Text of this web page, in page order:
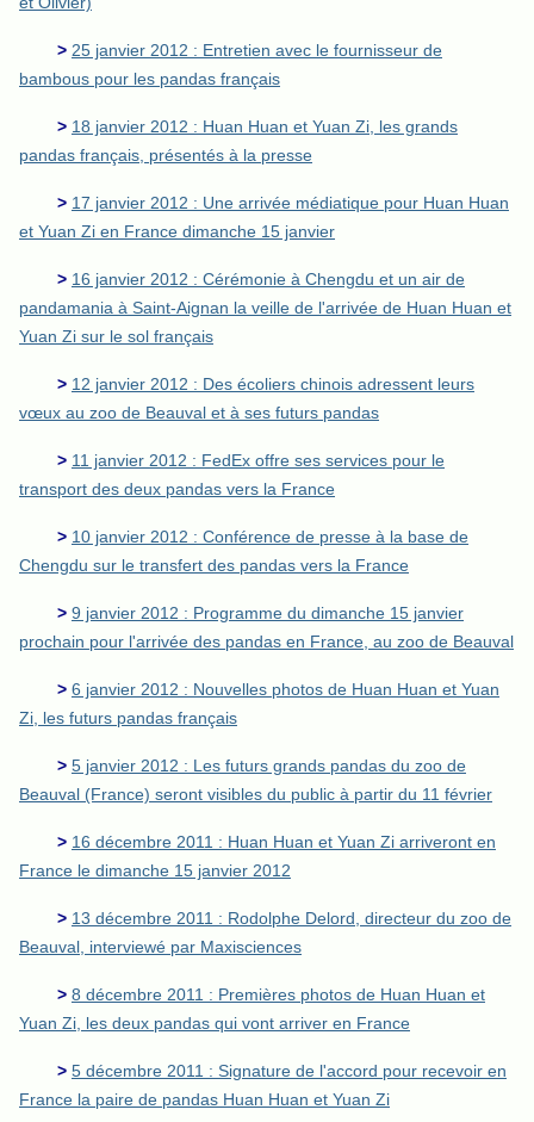
> 25 janvier 2012 : Entretien avec le fournisseur de
bambous pour les pandas français
> 18 janvier 2012 : Huan Huan et Yuan Zi, les grands
pandas français, présentés à la presse
> 17 janvier 2012 : Une arrivée médiatique pour Huan Huan
et Yuan Zi en France dimanche 15 janvier
> 16 janvier 2012 : Cérémonie à Chengdu et un air de
pandamania à Saint-Aignan la veille de l'arrivée de Huan Huan et
Yuan Zi sur le sol français
> 12 janvier 2012 : Des écoliers chinois adressent leurs
vœux au zoo de Beauval et à ses futurs pandas
> 11 janvier 2012 : FedEx offre ses services pour le
transport des deux pandas vers la France
> 10 janvier 2012 : Conférence de presse à la base de
Chengdu sur le transfert des pandas vers la France
> 9 janvier 2012 : Programme du dimanche 15 janvier
prochain pour l'arrivée des pandas en France, au zoo de Beauval
> 6 janvier 2012 : Nouvelles photos de Huan Huan et Yuan
Zi, les futurs pandas français
> 5 janvier 2012 : Les futurs grands pandas du zoo de
Beauval (France) seront visibles du public à partir du 11 février
> 16 décembre 2011 : Huan Huan et Yuan Zi arriveront en
France le dimanche 15 janvier 2012
> 13 décembre 2011 : Rodolphe Delord, directeur du zoo de
Beauval, interviewé par Maxisciences
> 8 décembre 2011 : Premières photos de Huan Huan et
Yuan Zi, les deux pandas qui vont arriver en France
> 5 décembre 2011 : Signature de l'accord pour recevoir en
France la paire de pandas Huan Huan et Yuan Zi